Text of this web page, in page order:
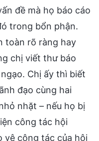
đề mà họ báo cáo
trong bổn phận.
toàn rõ ràng hay
chị viết thư báo
Chị ấy thì biết
đạo cùng hai
nhặt – nếu họ bị
công tác hội
vệ công tác của hội